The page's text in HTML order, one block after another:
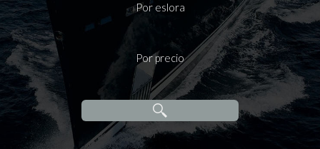
Por eslora
Por precio